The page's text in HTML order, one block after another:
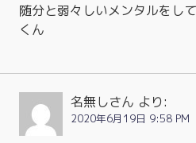
随分と弱々しいメンタルをし
くん
名無しさん より:
2020年6月19日 9:58 PM